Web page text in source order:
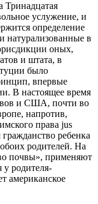
Тринадцатая
услужение, и
определение
натурализованные в
оных,
и штата, в
было
впервые
В настоящее время
и США, почти во
напротив,
права jus
ребенка
родителей. На
почвы», применяют
родителя-
американское